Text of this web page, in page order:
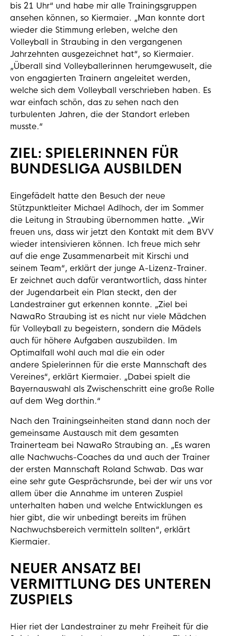
bis 21 Uhr“ und habe mir alle Trainingsgruppen
ansehen können, so Kiermaier. „Man konnte dort
wieder die Stimmung erleben, welche den
Volleyball in Straubing in den vergangenen
Jahrzehnten ausgezeichnet hat“, so Kiermaier.
„Überall sind Volleyballerinnen herumgewuselt, die
von engagierten Trainern angeleitet werden,
welche sich dem Volleyball verschrieben haben. Es
war einfach schön, das zu sehen nach den
turbulenten Jahren, die der Standort erleben
musste.“
ZIEL: SPIELERINNEN FÜR
BUNDESLIGA AUSBILDEN
Eingefädelt hatte den Besuch der neue
Stützpunktleiter Michael Adlhoch, der im Sommer
die Leitung in Straubing übernommen hatte. „Wir
freuen uns, dass wir jetzt den Kontakt mit dem BVV
wieder intensivieren können. Ich freue mich sehr
auf die enge Zusammenarbeit mit Kirschi und
seinem Team“, erklärt der junge A-Lizenz-Trainer.
Er zeichnet auch dafür verantwortlich, dass hinter
der Jugendarbeit ein Plan steckt, den der
Landestrainer gut erkennen konnte. „Ziel bei
NawaRo Straubing ist es nicht nur viele Mädchen
für Volleyball zu begeistern, sondern die Mädels
auch für höhere Aufgaben auszubilden. Im
Optimalfall wohl auch mal die ein oder
andere Spielerinnen für die erste Mannschaft des
Vereines“, erklärt Kiermaier. „Dabei spielt die
Bayernauswahl als Zwischenschritt eine große Rolle
auf dem Weg dorthin.“
Nach den Trainingseinheiten stand dann noch der
gemeinsame Austausch mit dem gesamten
Trainerteam bei NawaRo Straubing an. „Es waren
alle Nachwuchs-Coaches da und auch der Trainer
der ersten Mannschaft Roland Schwab. Das war
eine sehr gute Gesprächsrunde, bei der wir uns vor
allem über die Annahme im unteren Zuspiel
unterhalten haben und welche Entwicklungen es
hier gibt, die wir unbedingt bereits im frühen
Nachwuchsbereich vermitteln sollten“, erklärt
Kiermaier.
NEUER ANSATZ BEI
VERMITTLUNG DES UNTEREN
ZUSPIELS
Hier riet der Landestrainer zu mehr Freiheit für die